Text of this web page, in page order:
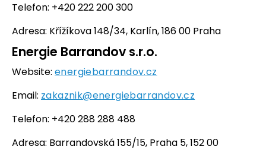
Telefon: +420 222 200 300
Adresa: Křížíkova 148/34, Karlín, 186 00 Praha
Energie Barrandov s.r.o.
Website: energiebarrandov.cz
Email: zakaznik@energiebarrandov.cz
Telefon: +420 288 288 488
Adresa: Barrandovská 155/15, Praha 5, 152 00